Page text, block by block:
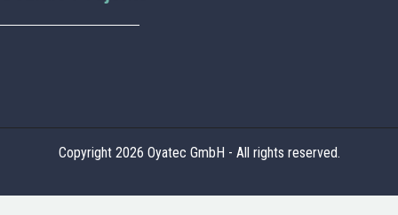
Copyright 2026 Oyatec GmbH - All rights reserved.